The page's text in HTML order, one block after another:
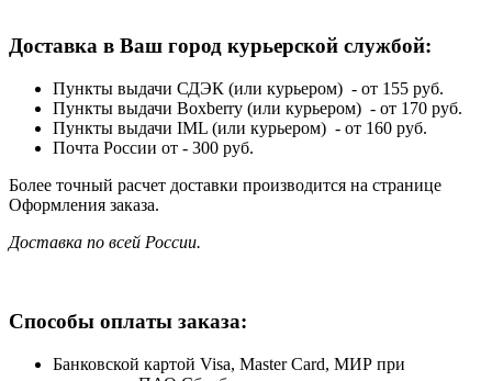
Доставка в Ваш город курьерской службой:
Пункты выдачи СДЭК (или курьером) - от 155 руб.
Пункты выдачи Boxberry (или курьером) - от 170 руб.
Пункты выдачи IML (или курьером) - от 160 руб.
Почта России от - 300 руб.
Более точный расчет доставки производится на странице
Оформления заказа.
Доставка по всей России.
Способы оплаты заказа:
Банковской картой Visa, Master Card, МИР при